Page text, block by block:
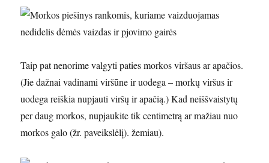
Taip pat nenorime valgyti paties morkos viršaus ar apačios.
(Jie dažnai vadinami viršūne ir uodega – morkų viršus ir
uodega reiškia nupjauti viršų ir apačią.) Kad neiššvaistytų
per daug morkos, nupjaukite tik centimetrą ar mažiau nuo
morkos galo (žr. paveikslėlį). žemiau).